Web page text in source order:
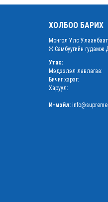
ХОЛБОО БАРИХ
Монгол Улс
Ж.Самбуугийн гудамж
Утас:
Мэдээлэл лавлагаа:
Бичиг хэрэг:
Харуул:
И-мэйл: